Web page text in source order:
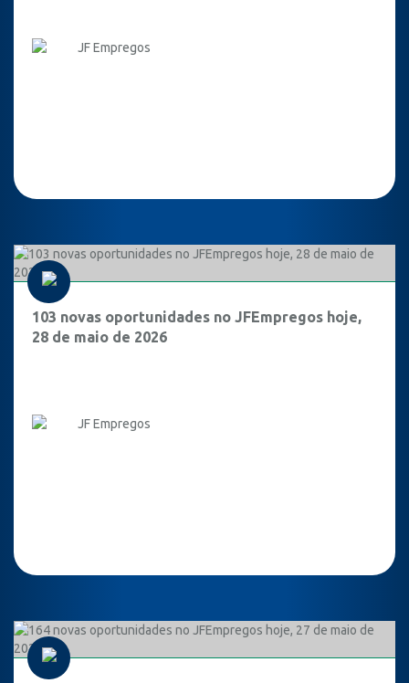
JF Empregos
103 novas oportunidades no JFEmpregos hoje,
28 de maio de 2026
JF Empregos